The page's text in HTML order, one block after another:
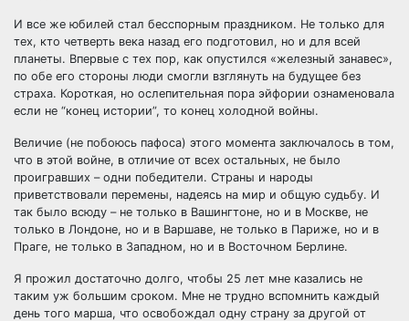
И все же юбилей стал бесспорным праздником. Не только для
тех, кто четверть века назад его подготовил, но и для всей
планеты. Впервые с тех пор, как опустился «железный занавес»,
по обе его стороны люди смогли взглянуть на будущее без
страха. Короткая, но ослепительная пора эйфории ознаменовала
если не “конец истории”, то конец холодной войны.
Величие (не побоюсь пафоса) этого момента заключалось в том,
что в этой войне, в отличие от всех остальных, не было
проигравших – одни победители. Страны и народы
приветствовали перемены, надеясь на мир и общую судьбу. И
так было всюду – не только в Вашингтоне, но и в Москве, не
только в Лондоне, но и в Варшаве, не только в Париже, но и в
Праге, не только в Западном, но и в Восточном Берлине.
Я прожил достаточно долго, чтобы 25 лет мне казались не
таким уж большим сроком. Мне не трудно вспомнить каждый
день того марша, что освобождал одну страну за другой от